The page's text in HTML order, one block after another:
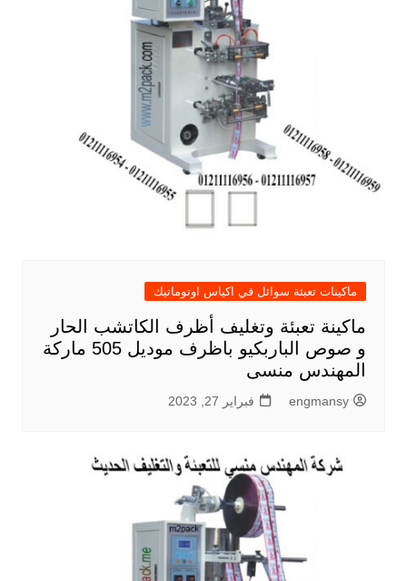
ماكينات تعبئة سوائل في اكياس اوتوماتيك
ماكينة تعبئة وتغليف أظرف الكاتشب الحار
و صوص الباربكيو باظرف موديل 505 ماركة
المهندس منسى
engmansy فبراير 27, 2023